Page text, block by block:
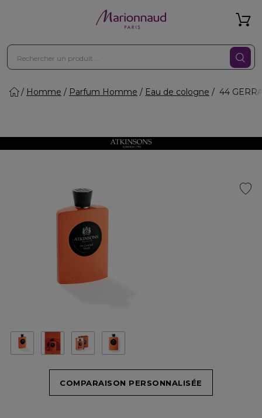
Homme Parfum Homme Eau de cologne 44
COMPARAISON PERSONNALISÉE